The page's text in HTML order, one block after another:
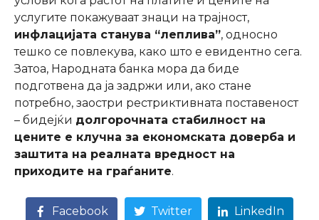
услугите покажуваат знаци на трајност,
инфлацијата станува “леплива”, односно
тешко се повлекува, како што е евидентно сега.
Затоа, Народната банка мора да биде
подготвена да ја задржи или, ако стане
потребно, заостри рестриктивната поставеност
– бидејќи долгорочната стабилност на
цените е клучна за економската доверба и
заштита на реалната вредност на
приходите на граѓаните.
Facebook Twitter LinkedIn